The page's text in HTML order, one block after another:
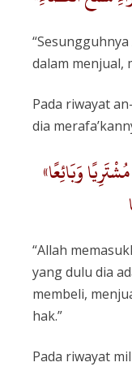
dalam menjual,
Pada riwayat
dia
«أَدْخَلَ اللهُ الْجَنَّةَ رَجُلًا كَانَ سَهْلًا مُشْتَرِيًا وَبَائِعًا
“Allah
yang dulu dia
membeli,
hak.”
Pada riwayat